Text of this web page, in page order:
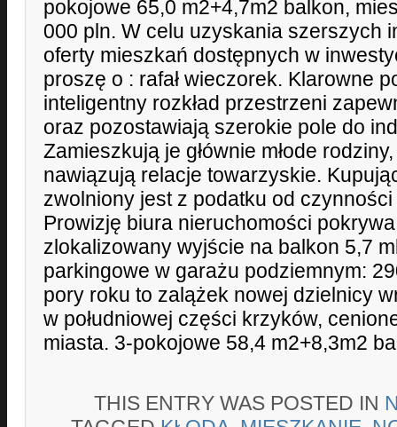
pokojowe 65,0 m2+4,7m2 balkon,
000 pln. W celu uzyskania szerszych
oferty mieszkań dostępnych w
proszę o : rafał wieczorek. Klarowne
inteligentny rozkład przestrzeni
oraz pozostawiają szerokie pole do
Zamieszkują je głównie młode
nawiązują relacje towarzyskie.
zwolniony jest z podatku od
Prowizję biura nieruchomości
zlokalizowany wyjście na balkon 5,7
parkingowe w garażu podziemnym:
pory roku to zalążek nowej dzielnicy
w południowej części krzyków,
miasta. 3-pokojowe 58,4 m2+8,3m2
THIS ENTRY WAS POSTED IN